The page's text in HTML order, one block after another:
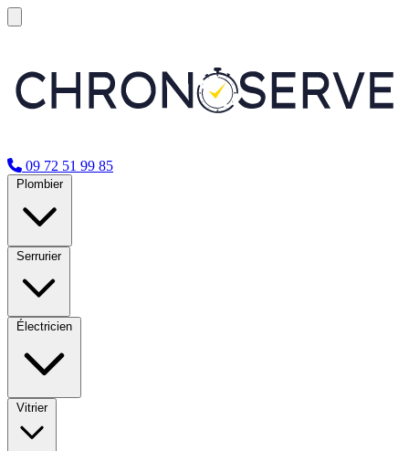
09 72 51 99 85
Plombier
Serrurier
Électricien
Vitrier